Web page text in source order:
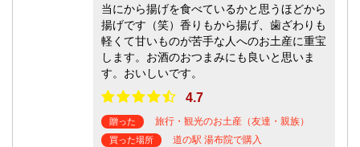
当にから揚げを食べているかと思うほどから
揚げです（笑）香りもから揚げ、歯ざわりも
軽くて甘いものが苦手な人へのお土産に重宝
します。お酒のおつまみにも良いと思いま
す。おいしいです。
4.7
贈った 旅行・観光のお土産（友達・親族）
買った場所 道の駅 湯布院で購入